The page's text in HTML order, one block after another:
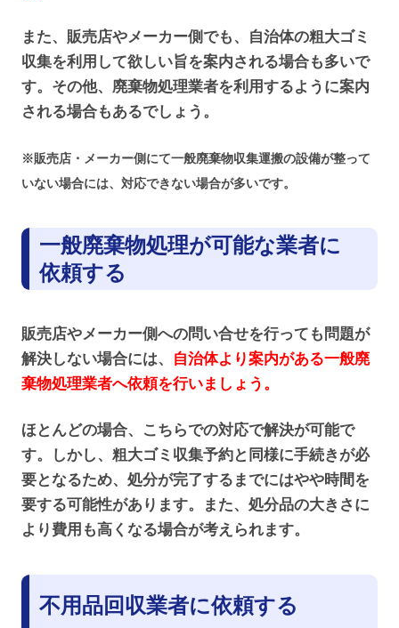
また、販売店やメーカー側でも、自治体の粗大ゴミ
収集を利用して欲しい旨を案内される場合も多いで
す。その他、廃棄物処理業者を利用するように案内
される場合もあるでしょう。
※販売店・メーカー側にて一般廃棄物収集運搬の設備が整って
いない場合には、対応できない場合が多いです。
一般廃棄物処理が可能な業者に
依頼する
販売店やメーカー側への問い合せを行っても問題が
解決しない場合には、
自治体より案内がある一般廃
棄物処理業者へ依頼を行いましょう。
ほとんどの場合、こちらでの対応で解決が可能で
す。しかし、粗大ゴミ収集予約と同様に手続きが必
要となるため、処分が完了するまでにはやや時間を
要する可能性があります。また、処分品の大きさに
より費用も高くなる場合が考えられます。
不用品回収業者に依頼する